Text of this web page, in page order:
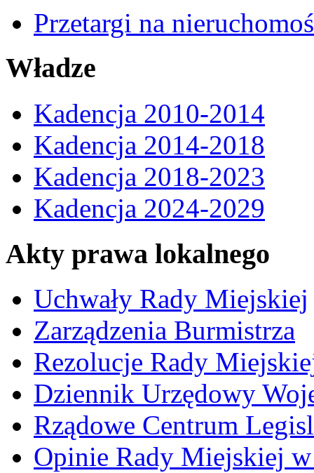
Przetargi na
Władze
Kadencja 2010-2014
Kadencja 2014-2018
Kadencja 2018-2023
Kadencja 2024-2029
Akty prawa lokalnego
Uchwały Rady Miejskiej
Zarządzenia Burmistrza
Rezolucje Rady
Dziennik Urzędowy
Rządowe Centrum
Opinie Rady Miejskiej w